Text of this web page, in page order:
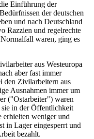
Einführung der
der deutschen
und nach Deutschland
Razzien und regelrechte
waren, ging es
aus Westeuropa
aber fast immer
den Zivilarbeitern aus
Ausnahmen immer um
("Ostarbeiter") waren
in der Öffentlichkeit
erhielten weniger und
in Lager eingesperrt und
bezahlt.